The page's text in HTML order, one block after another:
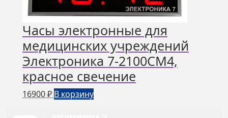
Часы электронные для
медицинских учреждений
Электроника 7-2100СМ4,
красное свечение
16900₽ В корзину